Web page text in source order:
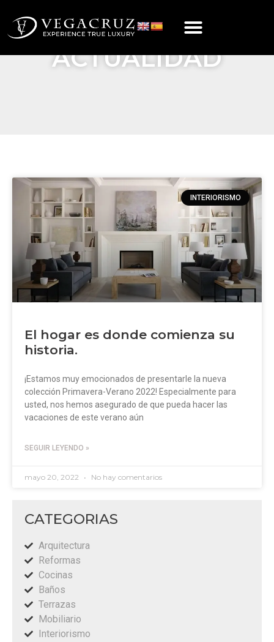
ACTUALIDAD
INTERIORISMO
El hogar es donde comienza su
historia.
¡Estamos muy emocionados de presentarle la nueva
colección Primavera-Verano 2022! Especialmente para
usted, nos hemos asegurado de que pueda hacer las
vacaciones de este verano aún
SEGUIR LEYENDO »
mayo 20, 2022 No hay comentarios
CATEGORIAS
Arquitectura
Reformas
Cocinas
Baños
Terrazas
Mobiliario
Interiorismo